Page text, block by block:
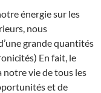
énergie sur les
nous
grande quantités
En fait, le
vie de tous les
et de